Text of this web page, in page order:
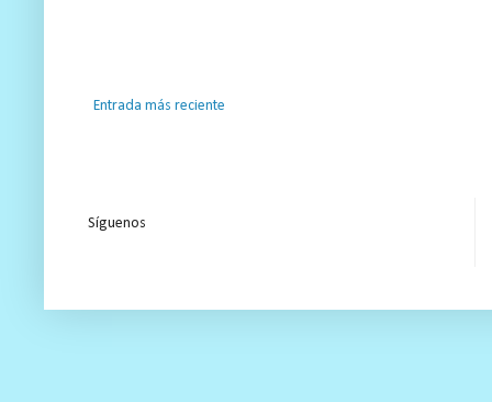
Entrada más reciente
Síguenos